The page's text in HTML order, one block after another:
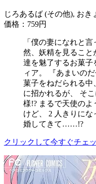
じろあるば (その他), おき
価格：759円
「僕の妻になれと
然、妖精を見ること
達を魅了するお菓
ィア。 『あまいの
菓子をねだられる中
に招かれるが、 そ
様!? まるで天使の
けど、 2 人きりに
婚してきて……!?
クリックして今すぐチェ